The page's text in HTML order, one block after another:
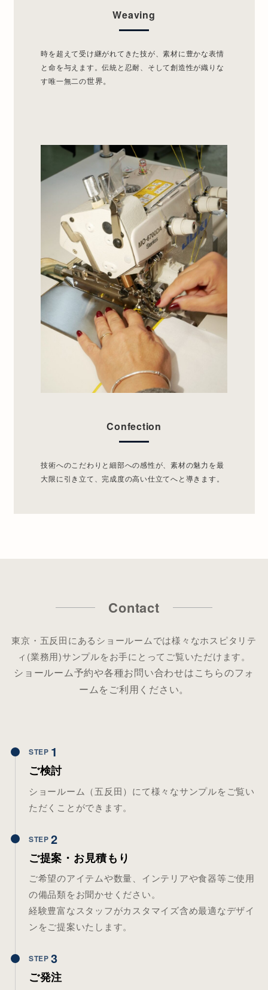
Weaving
時を超えて受け継がれてきた技が、素材に豊かな表情
と命を与えます。伝統と忍耐、そして創造性が織りな
す唯一無二の世界。
Confection
技術へのこだわりと細部への感性が、素材の魅力を最
大限に引き立て、完成度の高い仕立てへと導きます。
Contact
東京・五反田にあるショールームでは様々なホスピタリテ
ィ(業務用)サンプルをお手にとってご覧いただけます。
ショールーム予約や各種お問い合わせはこちらのフォ
ームをご利用ください。
STEP 1
ご検討
ショールーム（五反田）にて様々なサンプルをご覧い
ただくことができます。
STEP 2
ご提案・お見積もり
ご希望のアイテムや数量、インテリアや食器等ご使用
の備品類をお聞かせください。
経験豊富なスタッフがカスタマイズ含め最適なデザイ
ンをご提案いたします。
STEP 3
ご発注